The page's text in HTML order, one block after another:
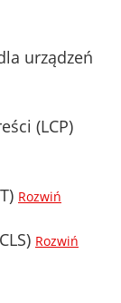
urządzeń
(LCP)
Rozwiń
Rozwiń